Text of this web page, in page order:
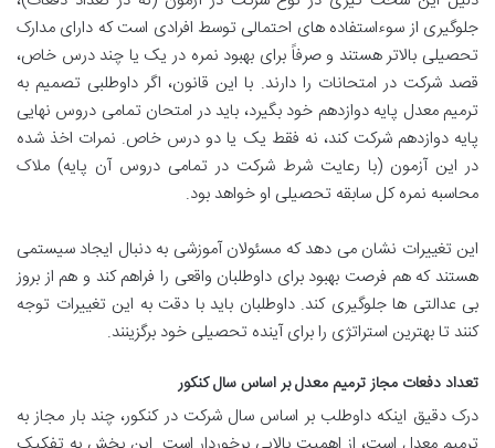
جلوگیری از سوءاستفاده های احتمالی توسط افرادی است که دارای مدارک
تحصیلی بالاتر هستند و صرفاً برای بهبود نمره در یک یا چند درس خاص،
قصد شرکت در امتحانات را دارند. با این قانون، اگر داوطلبی تصمیم به
ترمیم معدل پایه دوازدهم خود بگیرد، باید در امتحان تمامی دروس نهایی
پایه دوازدهم شرکت کند، نه فقط یک یا دو درس خاص. نمرات اخذ شده
در این آزمون (با رعایت شرط شرکت در تمامی دروس آن پایه) ملاک
محاسبه نمره کل سابقه تحصیلی او خواهد بود.
این تغییرات نشان می دهد که مسئولان آموزشی به دنبال ایجاد سیستمی
هستند که هم فرصت بهبود برای داوطلبان واقعی را فراهم کند و هم از بروز
بی عدالتی ها جلوگیری کند. داوطلبان باید با دقت به این تغییرات توجه
کنند تا بهترین استراتژی را برای آینده تحصیلی خود برگزینند.
تعداد دفعات مجاز ترمیم معدل بر اساس سال کنکور
درک دقیق اینکه داوطلب بر اساس سال شرکت در کنکور، چند بار مجاز به